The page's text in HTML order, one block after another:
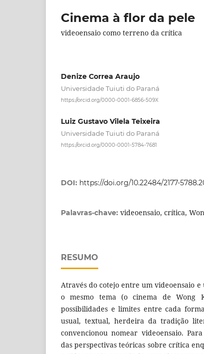
Cinema à flor da pele
videoensaio como terreno da crítica
Denize Correa Araujo
Universidade Tuiuti do Paraná
https://orcid.org/0000-0001-6856-509X
Luiz Gustavo Vilela Teixeira
Universidade Tuiuti do Paraná
https://orcid.org/0000-0001-5784-7681
DOI: https://doi.org/10.22484/2177-
Palavras-chave: videoensaio, crítica,
RESUMO
Através do cotejo entre um videoensaio
o mesmo tema (o cinema de Wong
possibilidades e limites entre cada
usual, textual, herdeira da tradição
convencionou nomear videoensaio.
das perspectivas teóricas sobre crítica